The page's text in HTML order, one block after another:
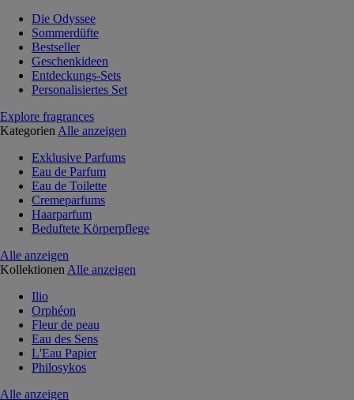
Die Odyssee
Sommerdüfte
Bestseller
Geschenkideen
Entdeckungs-Sets
Personalisiertes Set
Explore fragrances
Kategorien Alle anzeigen
Exklusive Parfums
Eau de Parfum
Eau de Toilette
Cremeparfums
Haarparfum
Beduftete Körperpflege
Alle anzeigen
Kollektionen Alle anzeigen
Ilio
Orphéon
Fleur de peau
Eau des Sens
L'Eau Papier
Philosykos
Alle anzeigen